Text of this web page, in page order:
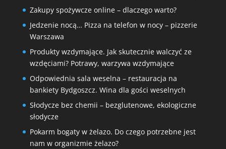
Zakupy spożywcze online – dlaczego warto?
Jedzenie nocą… Pizza na telefon w nocy – pizzerie
Warszawa
Produkty wzdymające. Jak skutecznie walczyć ze
wzdęciami? Potrawy, warzywa wzdymające
Odpowiednia sala weselna – restauracja na
bankiety Bydgoszcz. Wina dla gości weselnych
Słodycze bez chemii – bezglutenowe, ekologiczne
słodycze
Pokarm bogaty w żelazo. Do czego potrzebne jest
nam w organizmie żelazo?